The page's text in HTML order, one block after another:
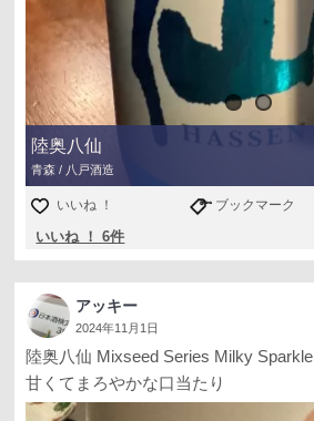
陸奥八仙
青森 / 八戸酒造
いいね ！ ブックマーク
いいね ！ 6件
アッキー
2024年11月1日
陸奥八仙 Mixseed Series Milky Sparkle
甘くてまろやかな口当たり